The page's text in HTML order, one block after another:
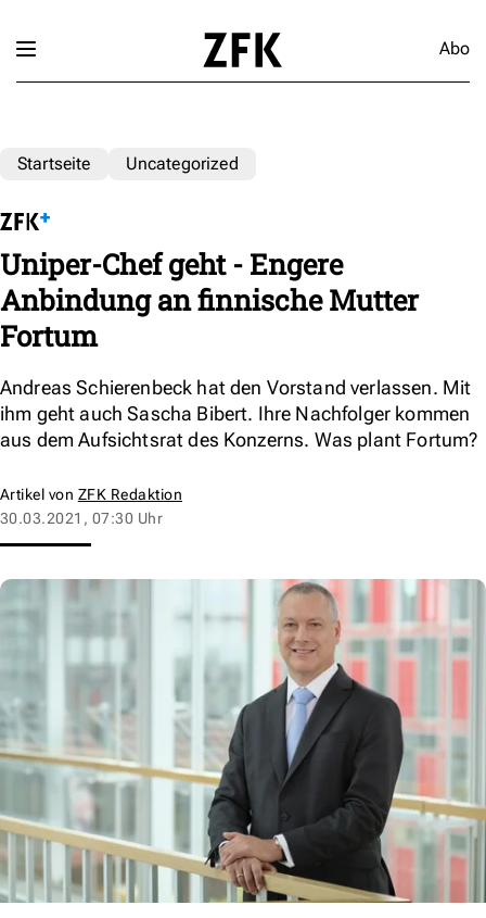
Abo
Startseite Uncategorized
Uniper-Chef geht - Engere
Anbindung an finnische Mutter
Fortum
Andreas Schierenbeck hat den Vorstand verlassen. Mit
ihm geht auch Sascha Bibert. Ihre Nachfolger kommen
aus dem Aufsichtsrat des Konzerns. Was plant Fortum?
Artikel von ZFK Redaktion
30.03.2021, 07:30 Uhr